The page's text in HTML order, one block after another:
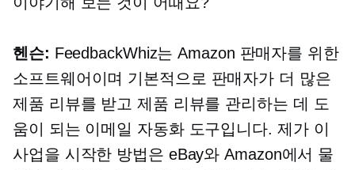
헨슨: FeedbackWhiz는 Amazon 판매자를 위한
소프트웨어이며 기본적으로 판매자가 더 많은
제품 리뷰를 받고 제품 리뷰를 관리하는 데 도
움이 되는 이메일 자동화 도구입니다. 제가 이
사업을 시작한 방법은 eBay와 Amazon에서 물